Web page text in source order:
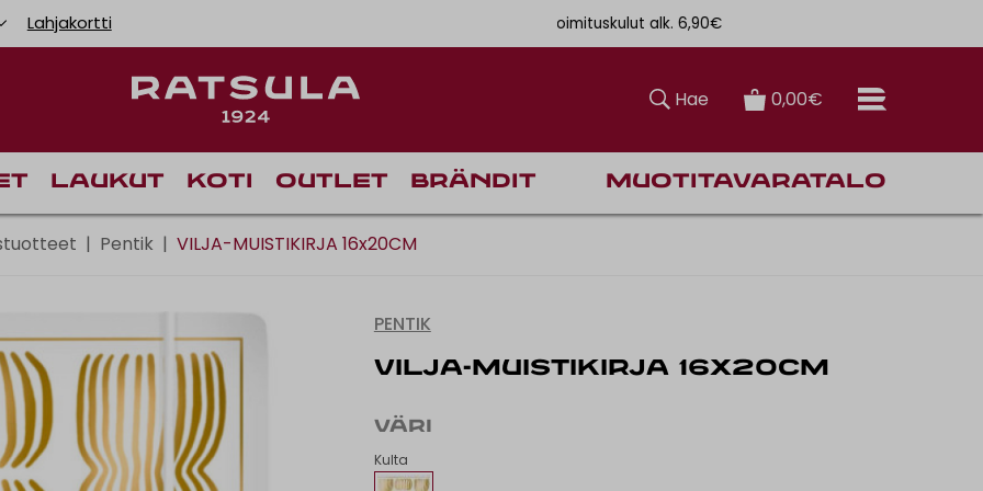
Lahjakortti Ilmainen toimitus Manner-Suomeen yli 120 euron tilauksiin
Hae 0,00€
Laukut Koti Outlet Brändit Muotitavaratalo
| Pentik | VILJA-MUISTIKIRJA 16x20CM
PENTIK
VILJA-MUISTIKIRJA 16x20CM
VÄRI
Kulta